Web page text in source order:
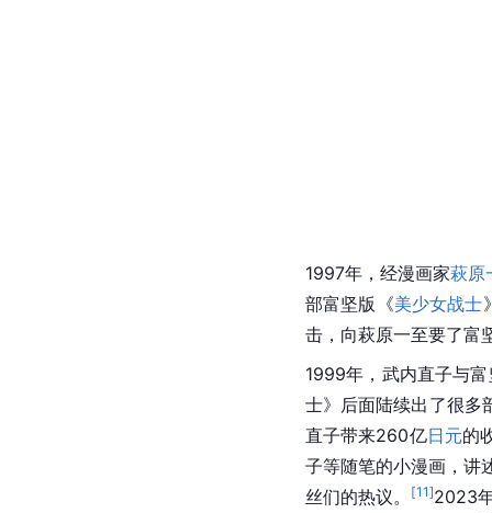
1997年，经漫画家萩原
部富坚版《美少女战士
击，向萩原一至要了富
1999年，武内直子与
士》后面陆续出了很多
直子带来260亿日元的
子等随笔的小漫画，讲
丝们的热议。
[11]2023